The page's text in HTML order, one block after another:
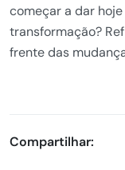
começar a dar
transformação?
frente das
Compartilhar: